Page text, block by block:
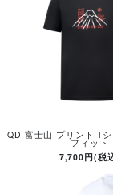
QD 富士山 プリント T
フィット
7,700円(税